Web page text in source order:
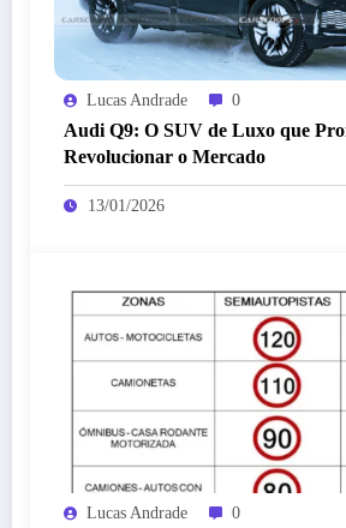
Lucas Andrade 0
Audi Q9: O SUV de Luxo que
Revolucionar o Mercado
13/01/2026
Lucas Andrade 0